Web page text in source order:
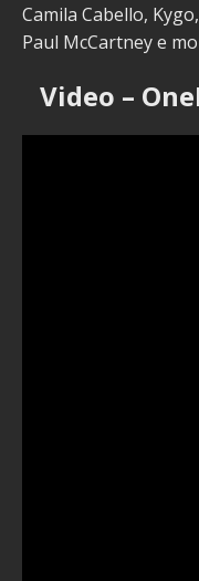
Camila Cabello,
Paul McCartney e
Video –